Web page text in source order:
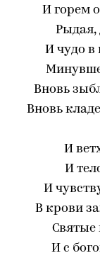
И горем
Рыдая,
И чудо в
Вновь
Вновь
И
И
И
В крови
Святые
И с